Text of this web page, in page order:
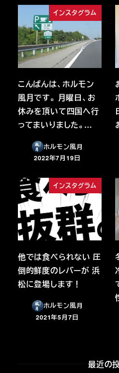
インスタグラム
こんばんは、ホルモン
風月です。 月曜日、お
休みを頂いて四国へ行
ってまいりました。…
ホルモン風月
投稿日
2022年7月19日
インスタグラム
他では食べられない 圧
倒的鮮度のレバーが 浜
松に登場します！
ホルモン風月
投稿日
2021年5月7日
最近の